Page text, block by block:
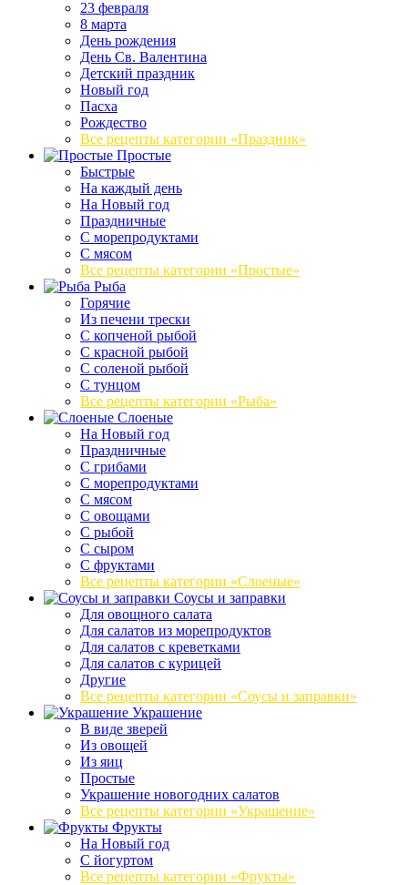
23 февраля
8 марта
День рождения
День Св. Валентина
Детский праздник
Новый год
Пасха
Рождество
Все рецепты категории «Праздник»
Простые
Быстрые
На каждый день
На Новый год
Праздничные
С морепродуктами
С мясом
Все рецепты категории «Простые»
Рыба
Горячие
Из печени трески
С копченой рыбой
С красной рыбой
С соленой рыбой
С тунцом
Все рецепты категории «Рыба»
Слоеные
На Новый год
Праздничные
С грибами
С морепродуктами
С мясом
С овощами
С рыбой
С сыром
С фруктами
Все рецепты категории «Слоеные»
Соусы и заправки
Для овощного салата
Для салатов из морепродуктов
Для салатов с креветками
Для салатов с курицей
Другие
Все рецепты категории «Соусы и заправки»
Украшение
В виде зверей
Из овощей
Из яиц
Простые
Украшение новогодних салатов
Все рецепты категории «Украшение»
Фрукты
На Новый год
С йогуртом
Все рецепты категории «Фрукты»